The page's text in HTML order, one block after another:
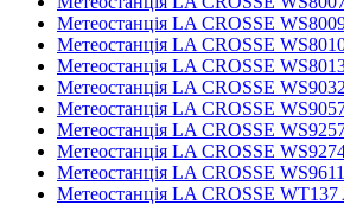
Метеостанція LA CROSSE
Метеостанція LA CROSSE
Метеостанція LA CROSSE
Метеостанція LA CROSSE
Метеостанція LA CROSSE
Метеостанція LA CROSSE
Метеостанція LA CROSSE
Метеостанція LA CROSSE
Метеостанція LA CROSSE